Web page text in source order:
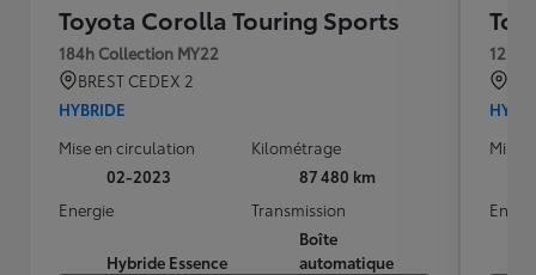
Toyota Corolla Touring Sports
184h Collection MY22
BREST CEDEX 2
HYBRIDE
Mise en circulation
02-2023
Kilométrage
87 480 km
Energie
Hybride Essence
Transmission
Boîte
automatique
122h
Mise